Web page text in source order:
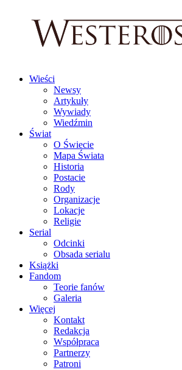
Wieści
Newsy
Artykuły
Wywiady
Wiedźmin
Świat
O Świecie
Mapa Świata
Historia
Postacie
Rody
Organizacje
Lokacje
Religie
Serial
Odcinki
Obsada serialu
Książki
Fandom
Teorie fanów
Galeria
Więcej
Kontakt
Redakcja
Współpraca
Partnerzy
Patroni